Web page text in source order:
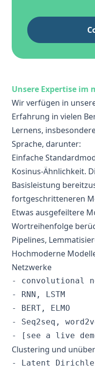
Unsere Expertise im
Wir verfügen in
Erfahrung in vielen
Lernens,
Sprache, darunter:
Einfache
Kosinus-Ähnlichkeit.
Basisleistung
fortgeschritteneren
Etwas ausgefeiltere
Wortreihenfolge
Pipelines,
Hochmoderne
Netzwerke
Clustering und